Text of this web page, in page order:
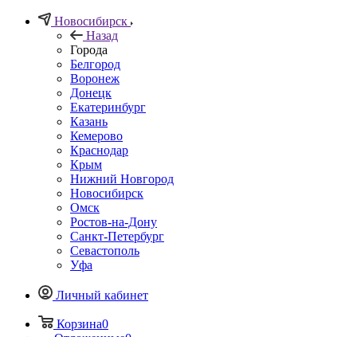
Новосибирск
Назад
Города
Белгород
Воронеж
Донецк
Екатеринбург
Казань
Кемерово
Краснодар
Крым
Нижний Новгород
Новосибирск
Омск
Ростов-на-Дону
Санкт-Петербург
Севастополь
Уфа
Личный кабинет
Корзина0